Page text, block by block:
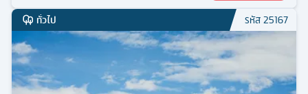
ทั่วไป รหัส25167